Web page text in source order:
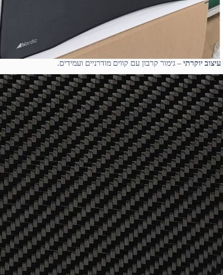
עיצוב יוקרתי – גימור קרבון עם קווים מודרניים ועמידים.